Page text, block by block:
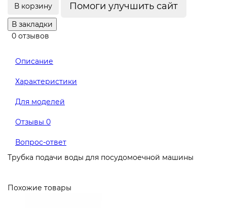
В корзину Помоги улучшить сайт
В закладки
0 отзывов
Описание
Характеристики
Для моделей
Отзывы 0
Вопрос-ответ
Трубка подачи воды для посудомоечной машины
Похожие товары